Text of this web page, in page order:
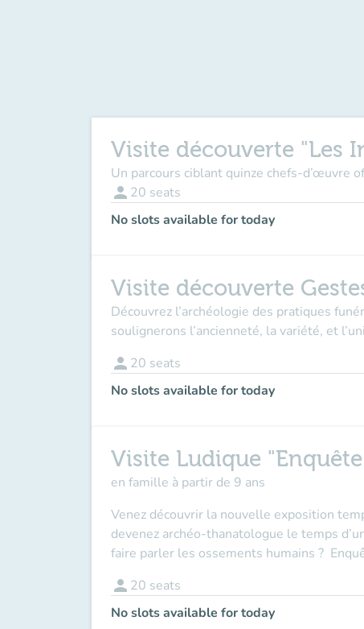
Visite découverte "Les
Un parcours ciblant quinze chefs-d’œuvre
person 20 seats
No slots available for today
Visite découverte
Découvrez l’archéologie des pratiques
soulignerons l’ancienneté, la variété, et
person 20 seats
No slots available for today
Visite Ludique
en famille à partir de 9 ans
Venez découvrir la nouvelle exposition
devenez archéo-thanatologue le temps
faire parler les ossements humains ?
person 20 seats
No slots available for today